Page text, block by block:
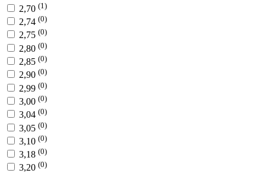
2,70 (1)
2,74 (0)
2,75 (0)
2,80 (0)
2,85 (0)
2,90 (0)
2,99 (0)
3,00 (0)
3,04 (0)
3,05 (0)
3,10 (0)
3,18 (0)
3,20 (0)